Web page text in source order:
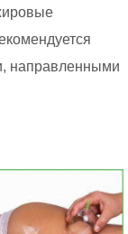
направленными